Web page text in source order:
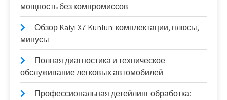
мощность без компромиссов
Обзор Kaiyi X7 Kunlun: комплектации, плюсы,
минусы
Полная диагностика и техническое
обслуживание легковых автомобилей
Профессиональная детейлинг обработка: